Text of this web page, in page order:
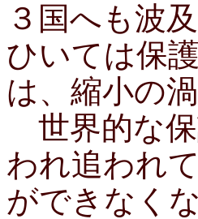
３国へも波
ひいては保
は、縮小の
世界的な保
われ追われ
ができなく